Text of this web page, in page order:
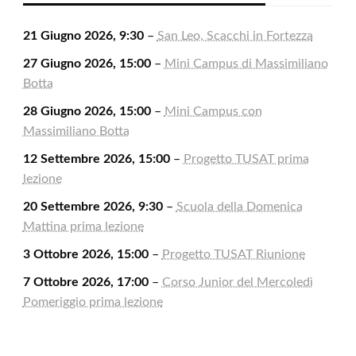
21 Giugno 2026, 9:30– San Leo, Scacchi in Fortezza
27 Giugno 2026, 15:00– Mini Campus di Massimiliano
Botta
28 Giugno 2026, 15:00– Mini Campus con
Massimiliano Botta
12 Settembre 2026, 15:00– Progetto TUSAT prima
lezione
20 Settembre 2026, 9:30– Scuola della Domenica
Mattina prima lezione
3 Ottobre 2026, 15:00– Progetto TUSAT Riunione
7 Ottobre 2026, 17:00– Corso Junior del Mercoledì
Pomeriggio prima lezione